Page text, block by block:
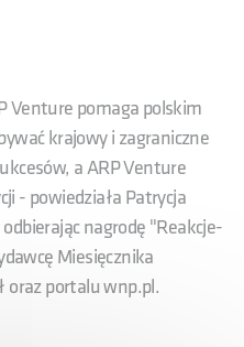
Venture pomaga polskim
krajowy i zagraniczne
a ARP Venture
- powiedziała Patrycja
nagrodę "Reakcje-
Miesięcznika
oraz portalu wnp.pl.